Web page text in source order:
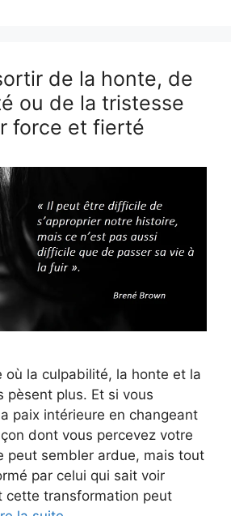
de la honte, de
ou de la tristesse
force et fierté
où la culpabilité, la honte et la
pèsent plus. Et si vous
paix intérieure en changeant
dont vous percevez votre
peut sembler ardue, mais tout
par celui qui sait voir
cette transformation peut